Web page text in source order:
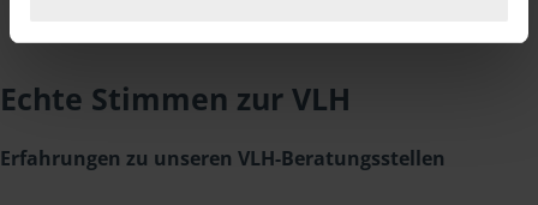
Echte Stimmen zur VLH
Erfahrungen zu unseren VLH-Beratungsstellen